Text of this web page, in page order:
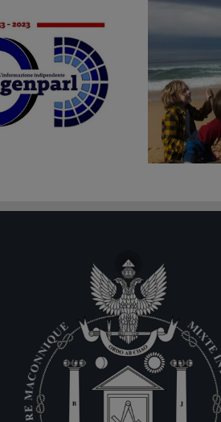
ritrovata, ma da proteggere.
in una fotografia con la
famiglia
2